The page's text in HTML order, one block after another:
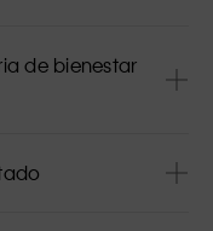
de bienestar